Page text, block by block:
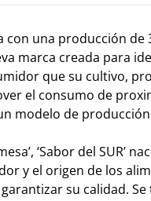
con una producción
marca creada
que su cultivo,
el consumo de
modelo de
‘Sabor del
y el origen de los
su calidad.